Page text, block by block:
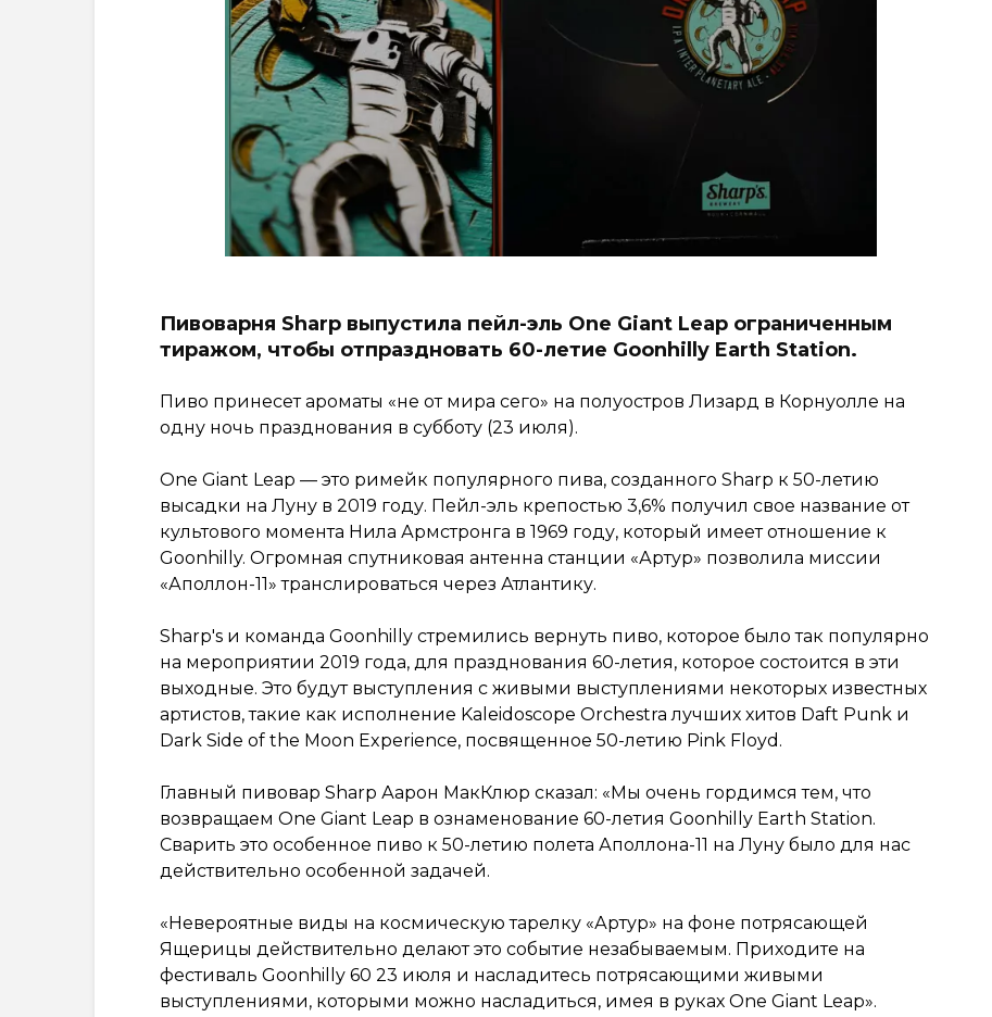
Пивоварня Sharp выпустила пейл-эль One Giant Leap ограниченным
тиражом, чтобы отпраздновать 60-летие Goonhilly Earth Station.
Пиво принесет ароматы «не от мира сего» на полуостров Лизард в Корнуолле на
одну ночь празднования в субботу (23 июля).
One Giant Leap — это римейк популярного пива, созданного Sharp к 50-летию
высадки на Луну в 2019 году. Пейл-эль крепостью 3,6% получил свое название от
культового момента Нила Армстронга в 1969 году, который имеет отношение к
Goonhilly. Огромная спутниковая антенна станции «Артур» позволила миссии
«Аполлон-11» транслироваться через Атлантику.
Sharp's и команда Goonhilly стремились вернуть пиво, которое было так популярно
на мероприятии 2019 года, для празднования 60-летия, которое состоится в эти
выходные. Это будут выступления с живыми выступлениями некоторых известных
артистов, такие как исполнение Kaleidoscope Orchestra лучших хитов Daft Punk и
Dark Side of the Moon Experience, посвященное 50-летию Pink Floyd.
Главный пивовар Sharp Аарон МакКлюр сказал: «Мы очень гордимся тем, что
возвращаем One Giant Leap в ознаменование 60-летия Goonhilly Earth Station.
Сварить это особенное пиво к 50-летию полета Аполлона-11 на Луну было для нас
действительно особенной задачей.
«Невероятные виды на космическую тарелку «Артур» на фоне потрясающей
Ящерицы действительно делают это событие незабываемым. Приходите на
фестиваль Goonhilly 60 23 июля и насладитесь потрясающими живыми
выступлениями, которыми можно насладиться, имея в руках One Giant Leap».